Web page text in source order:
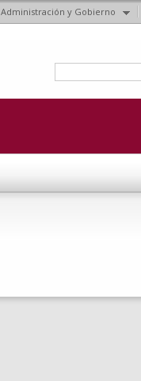
Administración y Gobierno
Formulario de